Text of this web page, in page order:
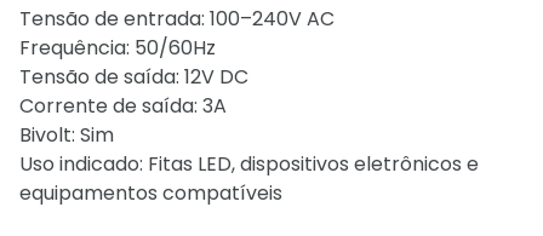
Tensão de entrada: 100–240V AC
Frequência: 50/60Hz
Tensão de saída: 12V DC
Corrente de saída: 3A
Bivolt: Sim
Uso indicado: Fitas LED, dispositivos eletrônicos e
equipamentos compatíveis